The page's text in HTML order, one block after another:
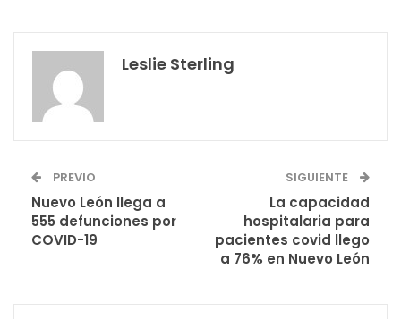
Leslie Sterling
PREVIO
Nuevo León llega a
555 defunciones por
COVID-19
SIGUIENTE
La capacidad
hospitalaria para
pacientes covid llego
a 76% en Nuevo León